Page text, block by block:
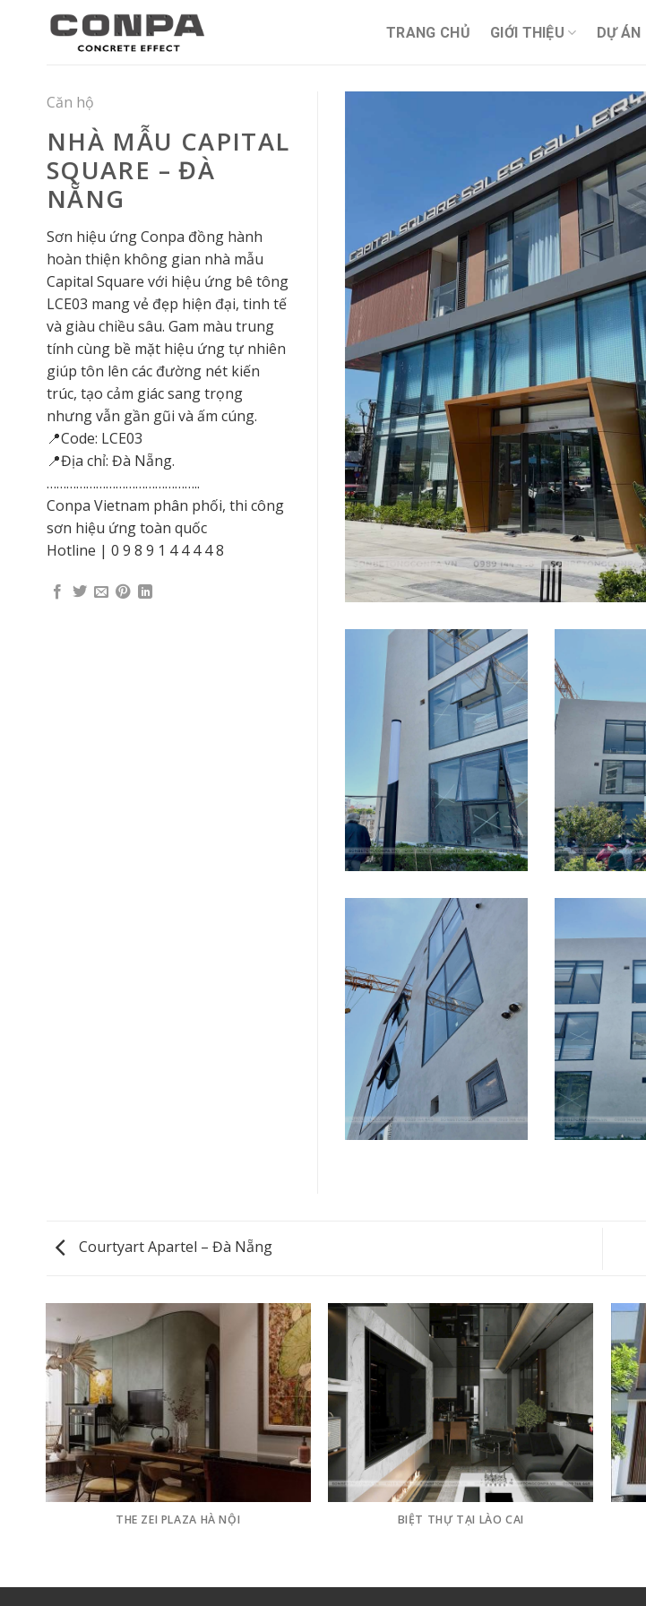
TRANG CHỦ GIỚI THIỆU DỰ ÁN
Căn hộ
NHÀ MẪU CAPITAL
SQUARE – ĐÀ
NẴNG
Sơn hiệu ứng Conpa đồng hành
hoàn thiện không gian nhà mẫu
Capital Square với hiệu ứng bê tông
LCE03 mang vẻ đẹp hiện đại, tinh tế
và giàu chiều sâu. Gam màu trung
tính cùng bề mặt hiệu ứng tự nhiên
giúp tôn lên các đường nét kiến
trúc, tạo cảm giác sang trọng
nhưng vẫn gần gũi và ấm cúng.
📍Code: LCE03
📍Địa chỉ: Đà Nẵng.
………………………………………..
Conpa Vietnam phân phối, thi công
sơn hiệu ứng toàn quốc
Hotline | 0 9 8 9 1 4 4 4 4 8
Courtyart Apartel – Đà Nẵng
THE ZEI PLAZA HÀ NỘI BIỆT THỰ TẠI LÀO CAI